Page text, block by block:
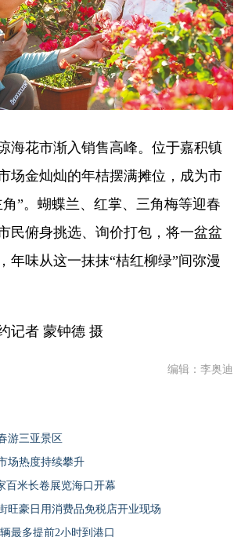
花市渐入销售高峰。位于嘉积镇
场金灿灿的年桔摆满摊位，成为市
”。蝴蝶兰、红掌、三角梅等迎春
民俯身挑选、询价打包，将一盆盆
年味从这一抹抹“桔红柳绿”间弥漫
者 蒙钟德 摄
编辑：李奥迪
游三亚景区
场热度持续攀升
百米长卷展览海口开幕
旺豪日用消费品免税店开业现场
最多提前2小时到港口